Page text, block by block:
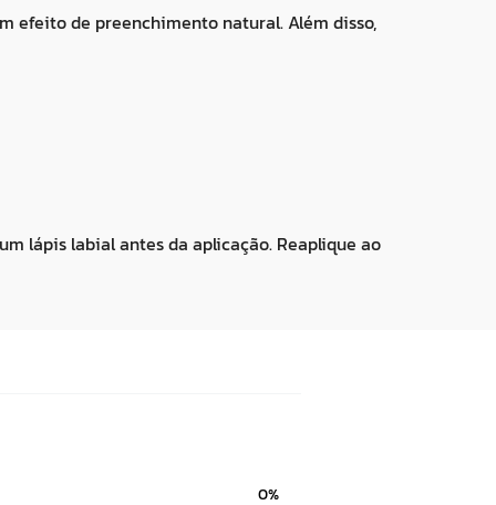
efeito de preenchimento natural. Além disso,
lápis labial antes da aplicação. Reaplique ao
0%